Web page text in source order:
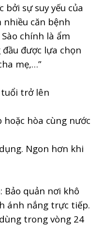
sự suy yếu của
căn bệnh
chính là ẩm
được lựa chọn
mẹ,…”
trở lên
hòa cùng nước
Ngon hơn khi
Bảo quản nơi khô
ánh nắng trực tiếp.
trong vòng 24